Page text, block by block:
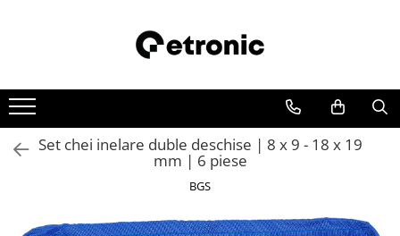
Set chei inelare duble deschise | 8 x 9 - 18 x 19
mm | 6 piese
BGS